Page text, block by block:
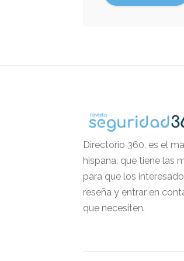
Directorio 360, es el
hispana, que tiene las
para que los
reseña y entrar en
que necesiten.